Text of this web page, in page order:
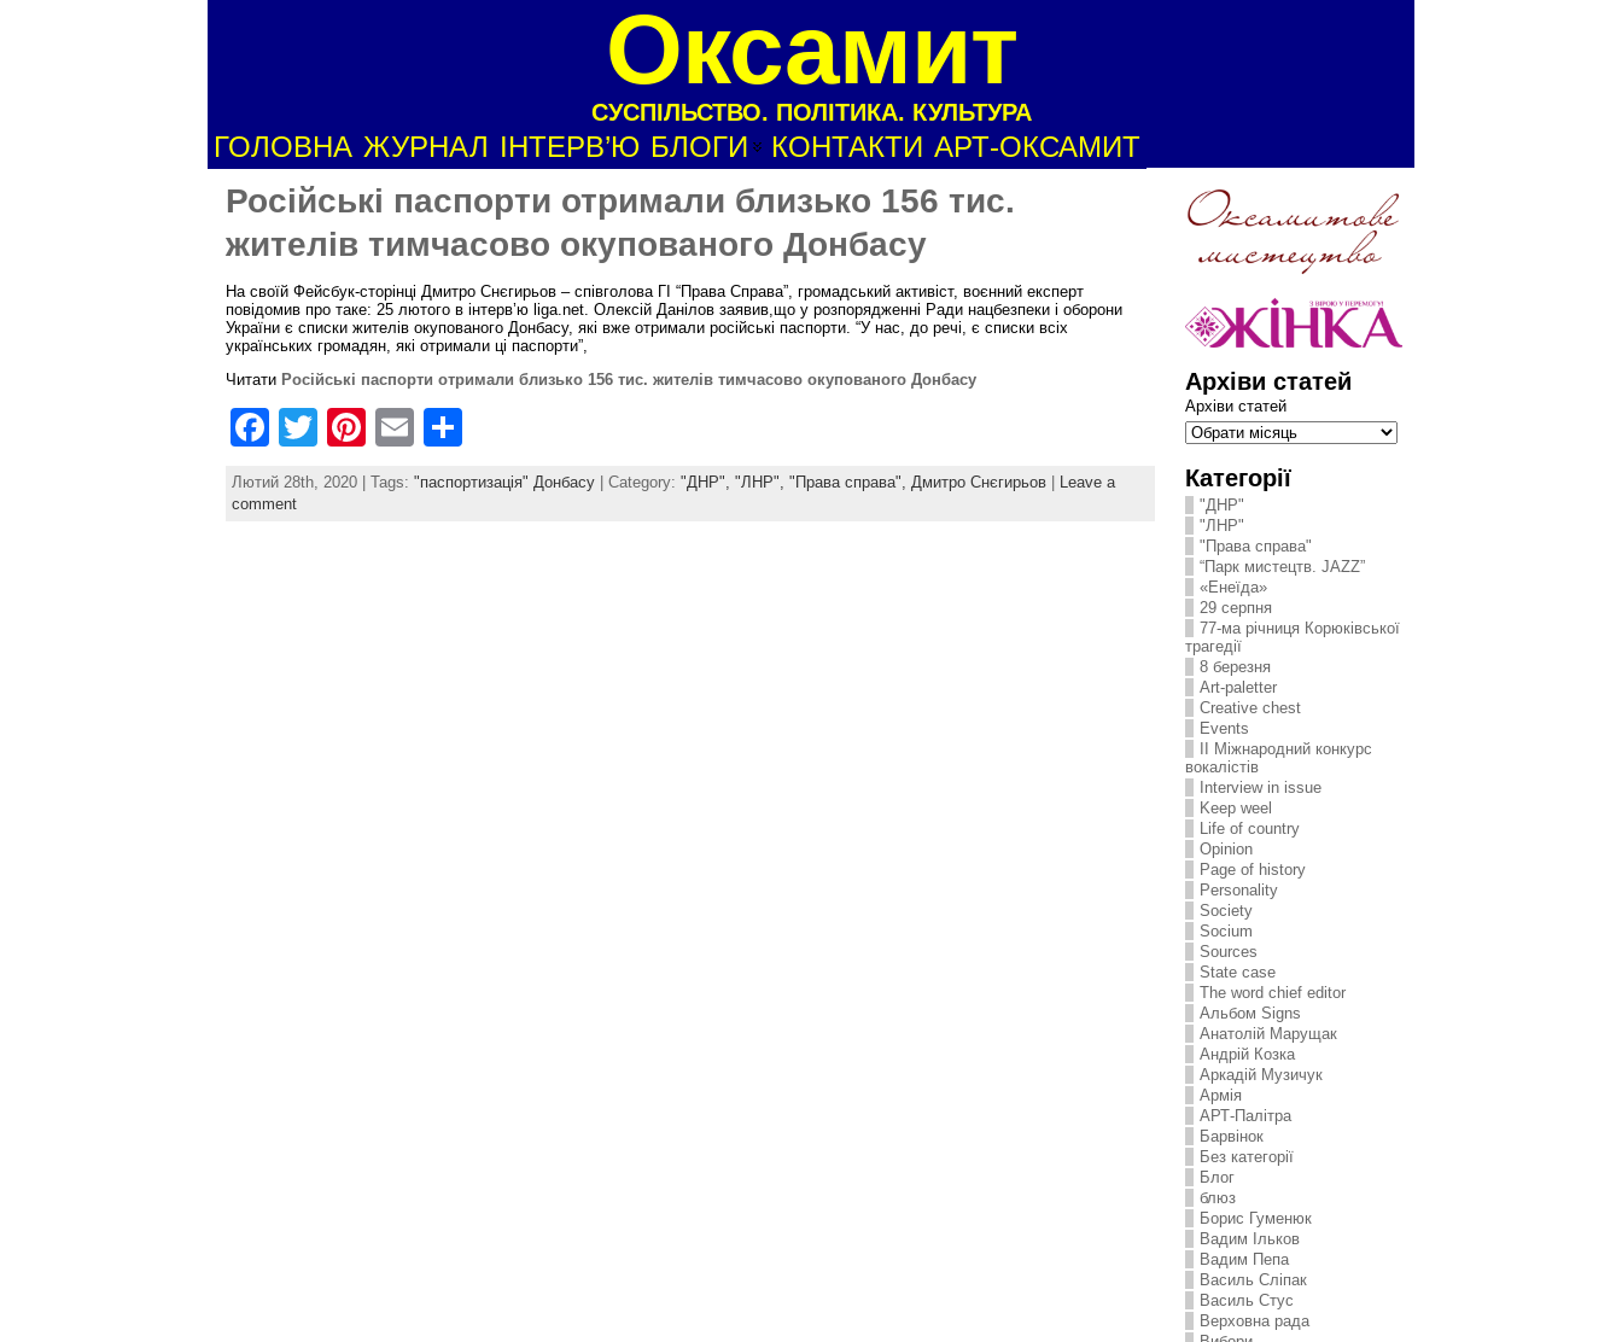
Оксамит
СУСПІЛЬСТВО. ПОЛІТИКА. КУЛЬТУРА
ГОЛОВНА ЖУРНАЛ ІНТЕРВ’Ю БЛОГИ КОНТАКТИ АРТ-ОКСАМИТ
Російські паспорти отримали близько 156 тис.
жителів тимчасово окупованого Донбасу
На своїй Фейсбук-сторінці Дмитро Снєгирьов – співголова ГІ “Права Справа”, громадський активіст, воєнний експерт
повідомив про таке: 25 лютого в інтерв’ю liga.net. Олексій Данілов заявив,що у розпорядженні Ради нацбезпеки і оборони
України є списки жителів окупованого Донбасу, які вже отримали російські паспорти. “У нас, до речі, є списки всіх
українських громадян, які отримали ці паспорти”,
Читати Російські паспорти отримали близько 156 тис. жителів тимчасово окупованого Донбасу
F
a
c
T
w
Pi
nt
er
E
m
ar
Лютий 28th, 2020 | Tags: "паспортизація" Донбасу | Category: "ДНР", "ЛНР", "Права справа", Дмитро Снєгирьов | Leave a
comment
Архіви статей
Архіви статей
Категорії
"ДНР"
"ЛНР"
"Права справа"
“Парк мистецтв. JAZZ”
«Енеїда»
29 серпня
77-ма річниця Корюківської
трагедії
8 березня
Art-paletter
Creative chest
Events
II Міжнародний конкурс
вокалістів
Interview in issue
Keep weel
Life of country
Opinion
Page of history
Personality
Society
Socium
Sources
State case
The word chief editor
Альбом Signs
Анатолій Марущак
Андрій Козка
Аркадій Музичук
Армія
АРТ-Палітра
Барвінок
Без категорії
Блог
блюз
Борис Гуменюк
Вадим Ільков
Вадим Пепа
Василь Сліпак
Василь Стус
Верховна рада